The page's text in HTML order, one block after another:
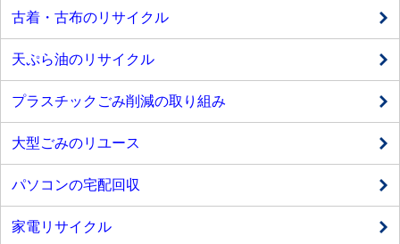
古着・古布のリサイクル
天ぷら油のリサイクル
プラスチックごみ削減の取り組み
大型ごみのリユース
パソコンの宅配回収
家電リサイクル